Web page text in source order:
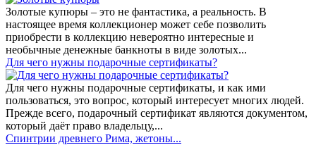
Золотые купюры – это не фантастика, а реальность. В
настоящее время коллекционер может себе позволить
приобрести в коллекцию невероятно интересные и
необычные денежные банкноты в виде золотых...
​Для чего нужны подарочные сертификаты?
Для чего нужны подарочные сертификаты, и как ими
пользоваться, это вопрос, который интересует многих людей.
Прежде всего, подарочный сертификат являются документом,
который даёт право владельцу,...
Спинтрии древнего Рима, жетоны...